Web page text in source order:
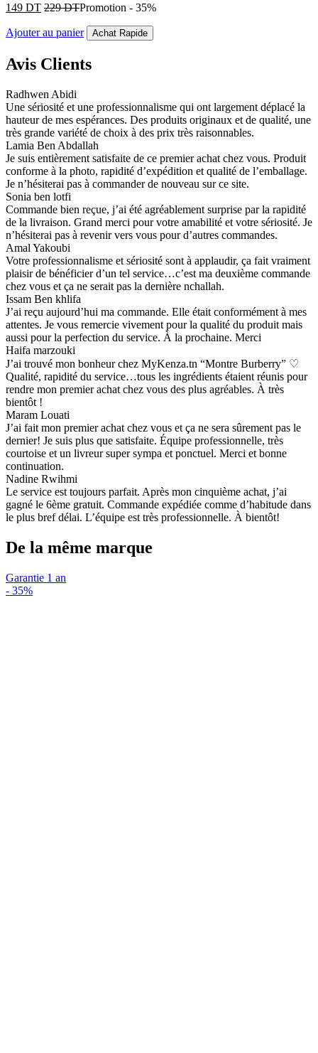
149 DT 229DTPromotion - 35%
Ajouter au panier Achat Rapide
Avis Clients
Radhwen Abidi
Une sériosité et une professionnalisme qui ont largement déplacé la
hauteur de mes espérances. Des produits originaux et de qualité, une
très grande variété de choix à des prix très raisonnables.
Lamia Ben Abdallah
Je suis entièrement satisfaite de ce premier achat chez vous. Produit
conforme à la photo, rapidité d’expédition et qualité de l’emballage.
Je n’hésiterai pas à commander de nouveau sur ce site.
Sonia ben lotfi
Commande bien reçue, j’ai été agréablement surprise par la rapidité
de la livraison. Grand merci pour votre amabilité et votre sériosité. Je
n’hésiterai pas à revenir vers vous pour d’autres commandes.
Amal Yakoubi
Votre professionnalisme et sériosité sont à applaudir, ça fait vraiment
plaisir de bénéficier d’un tel service…c’est ma deuxième commande
chez vous et ça ne serait pas la dernière nchallah.
Issam Ben khlifa
J’ai reçu aujourd’hui ma commande. Elle était conformément à mes
attentes. Je vous remercie vivement pour la qualité du produit mais
aussi pour la perfection du service. À la prochaine. Merci
Haifa marzouki
J’ai trouvé mon bonheur chez MyKenza.tn “Montre Burberry” ♡
Qualité, rapidité du service…tous les ingrédients étaient réunis pour
rendre mon premier achat chez vous des plus agréables. À très
bientôt !
Maram Louati
J’ai fait mon premier achat chez vous et ça ne sera sûrement pas le
dernier! Je suis plus que satisfaite. Équipe professionnelle, très
courtoise et un livreur super sympa et ponctuel. Merci et bonne
continuation.
Nadine Rwihmi
Le service est toujours parfait. Après mon cinquième achat, j’ai
gagné le 6ème gratuit. Commande expédiée comme d’habitude dans
le plus bref délai. L’équipe est très professionnelle. À bientôt!
De la même marque
Garantie 1 an
- 35%